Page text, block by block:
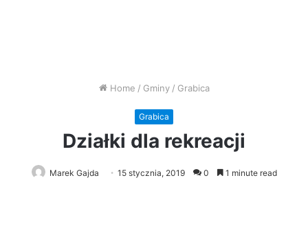
Home / Gminy / Grabica
Grabica
Działki dla rekreacji
Marek Gajda 15 stycznia, 2019 0 1 minute read